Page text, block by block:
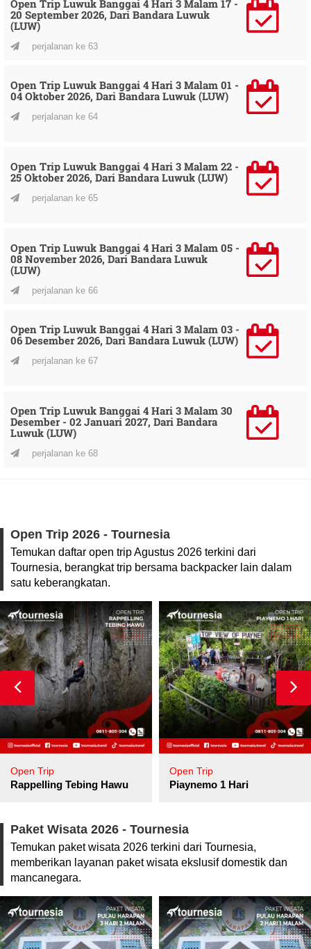
Open Trip Luwuk Banggai 4 Hari 3 Malam 17 -
20 September 2026, Dari Bandara Luwuk
(LUW)
perjalanan ke 63
Open Trip Luwuk Banggai 4 Hari 3 Malam 01 -
04 Oktober 2026, Dari Bandara Luwuk (LUW)
perjalanan ke 64
Open Trip Luwuk Banggai 4 Hari 3 Malam 22 -
25 Oktober 2026, Dari Bandara Luwuk (LUW)
perjalanan ke 65
Open Trip Luwuk Banggai 4 Hari 3 Malam 05 -
08 November 2026, Dari Bandara Luwuk
(LUW)
perjalanan ke 66
Open Trip Luwuk Banggai 4 Hari 3 Malam 03 -
06 Desember 2026, Dari Bandara Luwuk (LUW)
perjalanan ke 67
Open Trip Luwuk Banggai 4 Hari 3 Malam 30
Desember - 02 Januari 2027, Dari Bandara
Luwuk (LUW)
perjalanan ke 68
Open Trip 2026 - Tournesia
Temukan daftar open trip Agustus 2026 terkini dari
Tournesia, berangkat trip bersama backpacker lain dalam
satu keberangkatan.
Open Trip
Rappelling Tebing Hawu
Open Trip
Piaynemo 1 Hari
Paket Wisata 2026 - Tournesia
Temukan paket wisata 2026 terkini dari Tournesia,
memberikan layanan paket wisata ekslusif domestik dan
mancanegara.